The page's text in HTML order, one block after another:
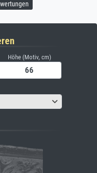
Höhe (Motiv, cm)